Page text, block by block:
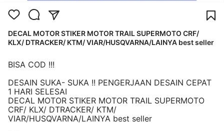
DECAL MOTOR STIKER MOTOR TRAIL SUPERMOTO CRF/
KLX/ DTRACKER/ KTM/ VIAR/HUSQVARNA/LAINYA best seller
BISA COD !!!
DESAIN SUKA- SUKA !! PENGERJAAN DESAIN CEPAT
1 HARI SELESAI
DECAL MOTOR STIKER MOTOR TRAIL SUPERMOTO
CRF/ KLX/ DTRACKER/ KTM/
VIAR/HUSQVARNA/LAINYA best seller